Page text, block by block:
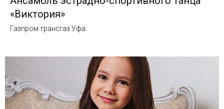
«Виктория»
Газпром трансгаз Уфа